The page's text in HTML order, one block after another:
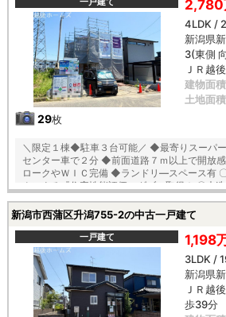
29枚
2,780
4LDK /
新潟県
3(東側
ＪＲ越
建物面積
土地面積
＼限定１棟◆駐車３台可能／ ◆最寄りスーパ
センター車で２分 ◆前面道路７ｍ以上で開放
ロークやＷＩＣ完備 ◆ランドリ―スペース有 〇第三者機関の厳重チェッ
クによる『住宅性能評価』ダブル取得！ 〇木
用！地盤は安心の２０年保証！ 〇建物は安心の
まで延長可※条件有） 〇雨で汚れを落とす機能
グ』 〇夏は強い日差しをカット、冬は暖か『
グルサッシ』 【教育】 巻南小学校 徒歩２５分 巻東中学校 徒歩２６
新潟市西蒲区升潟755-2の中古一戸建て
一戸建て 1,198
3LDK /
新潟県
ＪＲ越
歩39分